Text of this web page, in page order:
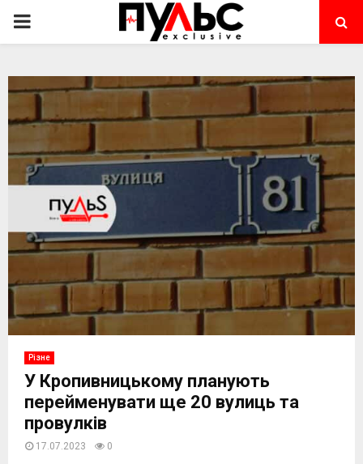
PRIMARY
Різне
У Кропивницькому планують
перейменувати ще 20 вулиць та
провулків
17.07.2023 0